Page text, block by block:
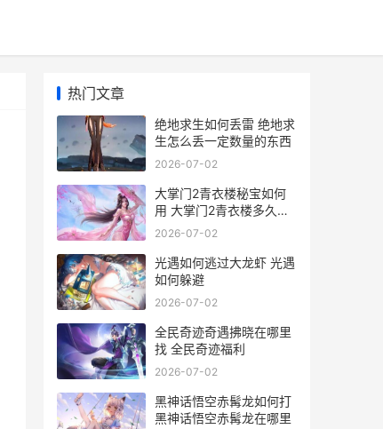
热门文章
绝地求生如何丢雷 绝地求
生怎么丢一定数量的东西
2026-07-02
大掌门2青衣楼秘宝如何
用 大掌门2青衣楼多久一
次
2026-07-02
光遇如何逃过大龙虾 光遇
如何躲避
2026-07-02
全民奇迹奇遇拂晓在哪里
找 全民奇迹福利
2026-07-02
黑神话悟空赤髯龙如何打
黑神话悟空赤髯龙在哪里